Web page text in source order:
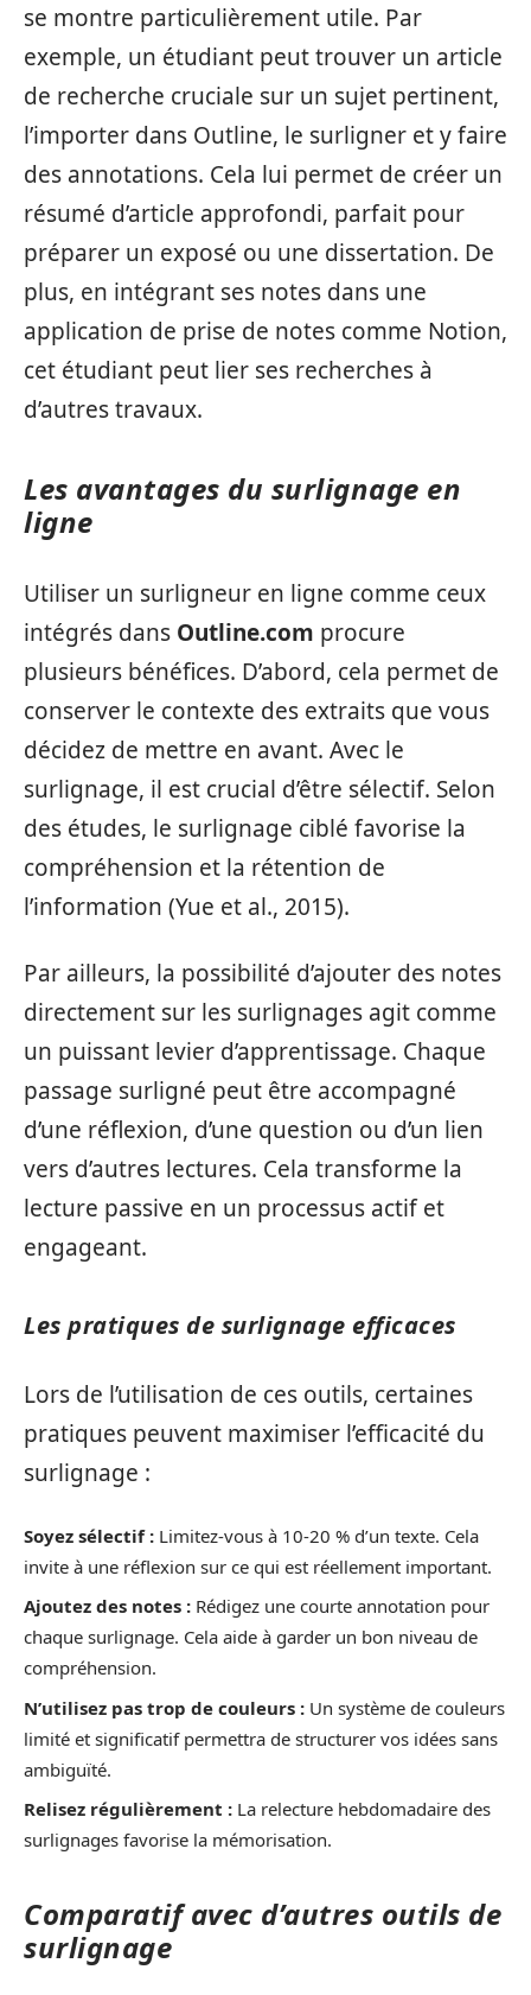
se montre particulièrement utile. Par
exemple, un étudiant peut trouver un article
de recherche cruciale sur un sujet pertinent,
l’importer dans Outline, le surligner et y faire
des annotations. Cela lui permet de créer un
résumé d’article approfondi, parfait pour
préparer un exposé ou une dissertation. De
plus, en intégrant ses notes dans une
application de prise de notes comme Notion,
cet étudiant peut lier ses recherches à
d’autres travaux.
Les avantages du surlignage en
ligne
Utiliser un surligneur en ligne comme ceux
intégrés dans Outline.com procure
plusieurs bénéfices. D’abord, cela permet de
conserver le contexte des extraits que vous
décidez de mettre en avant. Avec le
surlignage, il est crucial d’être sélectif. Selon
des études, le surlignage ciblé favorise la
compréhension et la rétention de
l’information (Yue et al., 2015).
Par ailleurs, la possibilité d’ajouter des notes
directement sur les surlignages agit comme
un puissant levier d’apprentissage. Chaque
passage surligné peut être accompagné
d’une réflexion, d’une question ou d’un lien
vers d’autres lectures. Cela transforme la
lecture passive en un processus actif et
engageant.
Les pratiques de surlignage efficaces
Lors de l’utilisation de ces outils, certaines
pratiques peuvent maximiser l’efficacité du
surlignage :
Soyez sélectif : Limitez-vous à 10-20 % d’un texte. Cela
invite à une réflexion sur ce qui est réellement important.
Ajoutez des notes : Rédigez une courte annotation pour
chaque surlignage. Cela aide à garder un bon niveau de
compréhension.
N’utilisez pas trop de couleurs : Un système de couleurs
limité et significatif permettra de structurer vos idées sans
ambiguïté.
Relisez régulièrement : La relecture hebdomadaire des
surlignages favorise la mémorisation.
Comparatif avec d’autres outils de
surlignage